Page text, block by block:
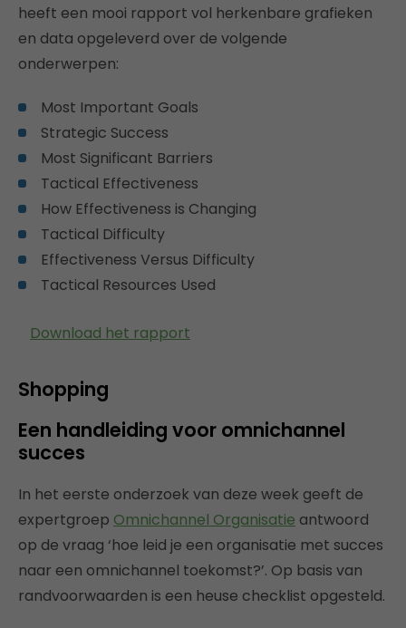
heeft een mooi rapport vol herkenbare grafieken
en data opgeleverd over de volgende
onderwerpen:
Most Important Goals
Strategic Success
Most Significant Barriers
Tactical Effectiveness
How Effectiveness is Changing
Tactical Difficulty
Effectiveness Versus Difficulty
Tactical Resources Used
Download het rapport
Shopping
Een handleiding voor omnichannel
succes
In het eerste onderzoek van deze week geeft de
expertgroep Omnichannel Organisatie antwoord
op de vraag ‘hoe leid je een organisatie met succes
naar een omnichannel toekomst?’. Op basis van
randvoorwaarden is een heuse checklist opgesteld.